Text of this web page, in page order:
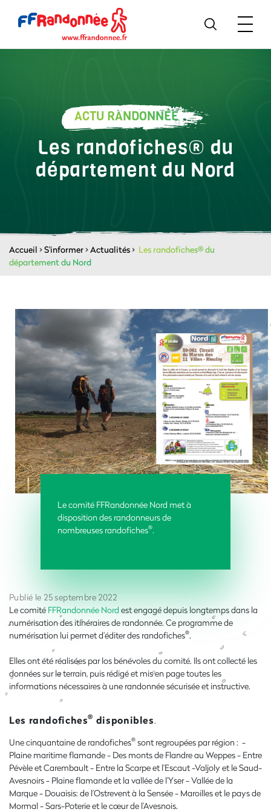
ACTU RANDONNÉE
Les randofiches® du
département du Nord
Accueil >S'informer>Actualités> Les randofiches® du
département du Nord
Le comité FFRandonnée Nord met à
disposition des randonneurs de
nombreuses randofiches®.
Publié le 25 septembre 2022
Le comité FFRandonnée Nord est engagé depuis longtemps dans la
numérisation des itinéraires de randonnée. Ce programme de
numérisation lui permet d’éditer des randofiches®.
Elles ont été réalisées par los bénévoles du comité. Ils ont collecté les
données sur le terrain, puis rédigé et mis en page toutes les
informations nécessaires à une randonnée sécurisée et instructive.
Les randofiches® disponibles.
Une cinquantaine de randofiches® sont regroupées par région : -
Plaine maritime flamande - Des monts de Flandre au Weppes - Entre
Pévèle et Carembault - Entre la Scarpe et l’Escaut -Valjoly et le Saud-
Avesnoirs - Plaine flamande et la vallée de l’Yser - Vallée de la
Marque - Douaisis: de l’Ostrevent à la Sensée - Maroilles et le pays de
Mormal - Sars-Poterie et le cœur de l’Avesnois.